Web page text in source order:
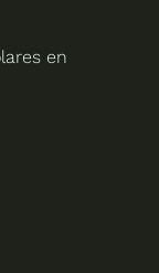
en